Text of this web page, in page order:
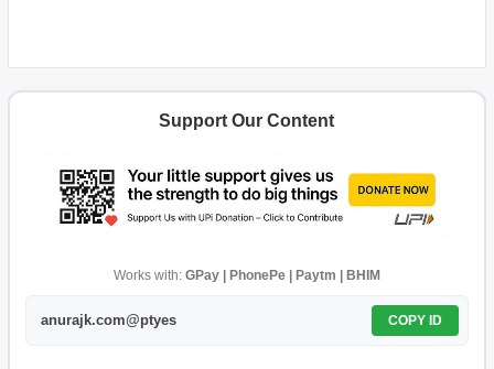
Support Our Content
Works with: GPay | PhonePe | Paytm | BHIM
anurajk.com@ptyes COPY ID